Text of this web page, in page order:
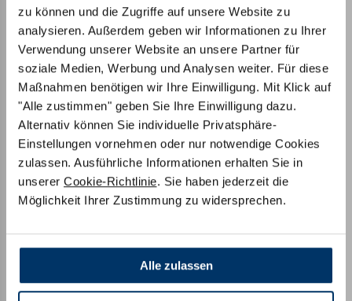
zu können und die Zugriffe auf unsere Website zu
analysieren. Außerdem geben wir Informationen zu Ihrer
Verwendung unserer Website an unsere Partner für
soziale Medien, Werbung und Analysen weiter. Für diese
Maßnahmen benötigen wir Ihre Einwilligung. Mit Klick auf
"Alle zustimmen" geben Sie Ihre Einwilligung dazu.
Alternativ können Sie individuelle Privatsphäre-
Einstellungen vornehmen oder nur notwendige Cookies
zulassen. Ausführliche Informationen erhalten Sie in
unserer Cookie-Richtlinie. Sie haben jederzeit die
Möglichkeit Ihrer Zustimmung zu widersprechen.
Alle zulassen
Versand & Rückgabe im Rahmen des Probeschlafens